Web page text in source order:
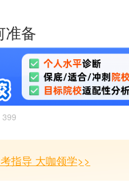
准备
399
指导 大咖领学>>